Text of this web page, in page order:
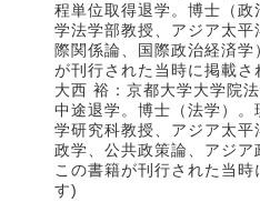
程単位取得退学。博士（
学法学部教授、アジア太平
際関係論、国際政治経済
が刊行された当時に掲載さ
大西 裕：京都大学大学院
中途退学。博士（法学）
学研究科教授、アジア太
政学、公共政策論、アジ
この書籍が刊行された当
す)